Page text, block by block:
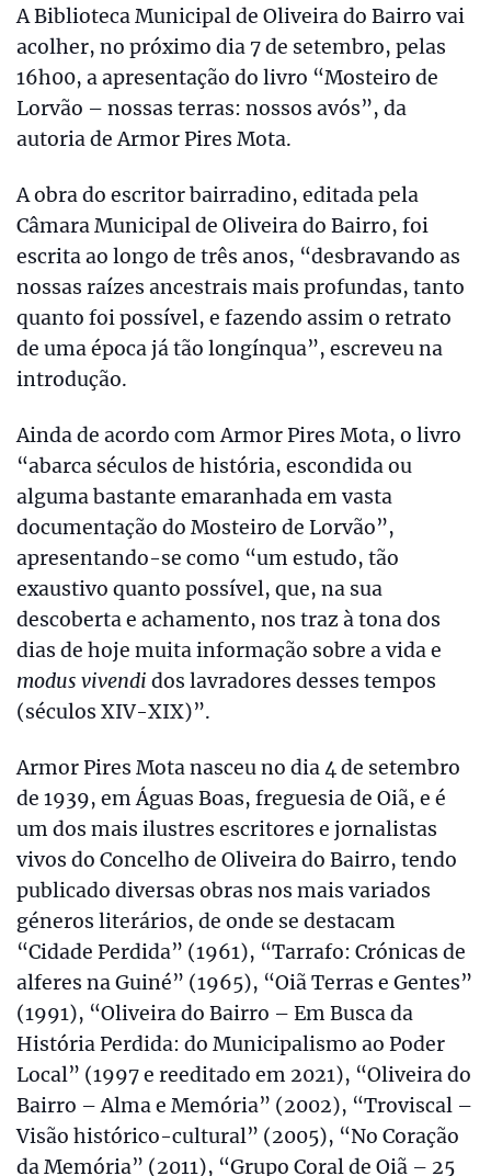
A Biblioteca Municipal de Oliveira do Bairro vai
acolher, no próximo dia 7 de setembro, pelas
16h00, a apresentação do livro “Mosteiro de
Lorvão – nossas terras: nossos avós”, da
autoria de Armor Pires Mota.
A obra do escritor bairradino, editada pela
Câmara Municipal de Oliveira do Bairro, foi
escrita ao longo de três anos, “desbravando as
nossas raízes ancestrais mais profundas, tanto
quanto foi possível, e fazendo assim o retrato
de uma época já tão longínqua”, escreveu na
introdução.
Ainda de acordo com Armor Pires Mota, o livro
“abarca séculos de história, escondida ou
alguma bastante emaranhada em vasta
documentação do Mosteiro de Lorvão”,
apresentando-se como “um estudo, tão
exaustivo quanto possível, que, na sua
descoberta e achamento, nos traz à tona dos
dias de hoje muita informação sobre a vida e
modus vivendi dos lavradores desses tempos
(séculos XIV-XIX)”.
Armor Pires Mota nasceu no dia 4 de setembro
de 1939, em Águas Boas, freguesia de Oiã, e é
um dos mais ilustres escritores e jornalistas
vivos do Concelho de Oliveira do Bairro, tendo
publicado diversas obras nos mais variados
géneros literários, de onde se destacam
“Cidade Perdida” (1961), “Tarrafo: Crónicas de
alferes na Guiné” (1965), “Oiã Terras e Gentes”
(1991), “Oliveira do Bairro – Em Busca da
História Perdida: do Municipalismo ao Poder
Local” (1997 e reeditado em 2021), “Oliveira do
Bairro – Alma e Memória” (2002), “Troviscal –
Visão histórico-cultural” (2005), “No Coração
da Memória” (2011), “Grupo Coral de Oiã – 25